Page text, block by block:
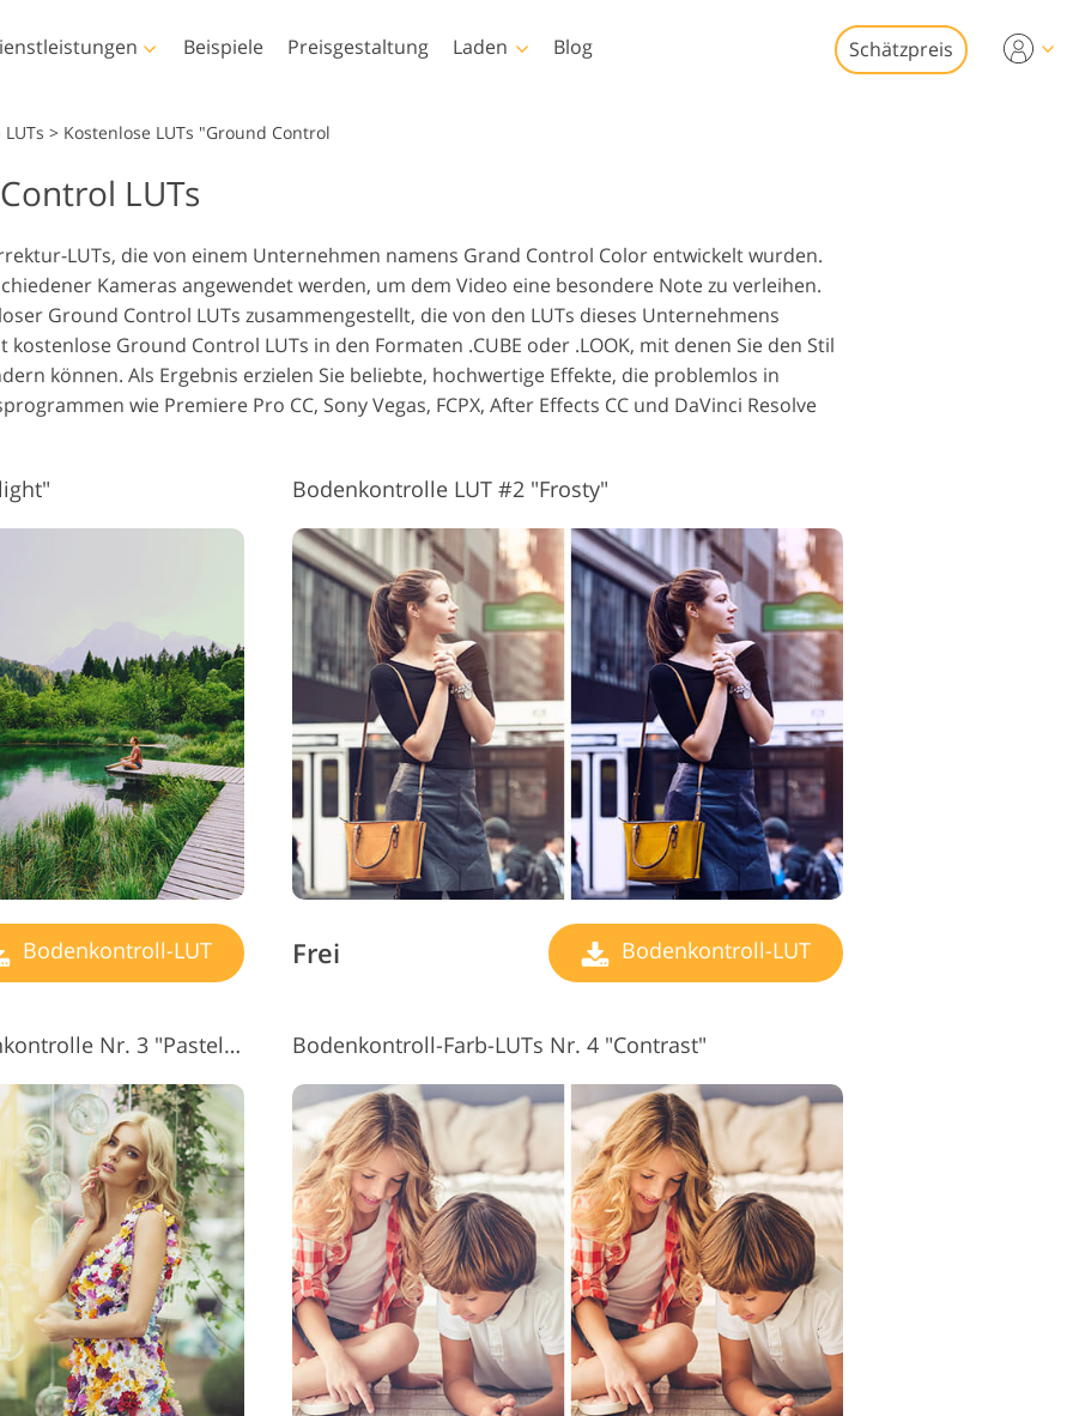
Fotobearbeitung
KI-generierte Modelle für
Kleidung
Foto-Manipulation Foto-Restaurierung
KI-Trainingsdaten Videobearbeitungsdienste
Beispiele Preisgestaltung Laden
Photoshop
Photoshop-Aktionen
Photoshop-
Überlagerungen
Photoshop-Texturen
Komplette Ps-Aktionen-
Sammlungen
Komplette Ps Overlays
Templates
Valentinstagskarten
Hochzeitseinladungen
Baby-Dusche-Einladung
Video-Overlays
Blog Schätzpreis
> Kostenlose LUTs "Ground Control
LUTs
LUTs, die von einem Unternehmen namens Grand Control Color entwickelt wurden.
Kameras angewendet werden, um dem Video eine besondere Note zu verleihen.
Ground Control LUTs zusammengestellt, die von den LUTs dieses Unternehmens
Ground Control LUTs in den Formaten .CUBE oder .LOOK, mit denen Sie den Stil
können. Als Ergebnis erzielen Sie beliebte, hochwertige Effekte, die problemlos in
wie Premiere Pro CC, Sony Vegas, FCPX, After Effects CC und DaVinci Resolve
Bodenkontroll-LUT
Bodenkontrolle LUT #2 "Frosty"
Frei Bodenkontroll-LUT
Kostenlose LUTs für die Bodenkontrolle Nr. 3 "Pastel Film" Bodenkontroll-Farb-LUTs Nr. 4 "Contrast"